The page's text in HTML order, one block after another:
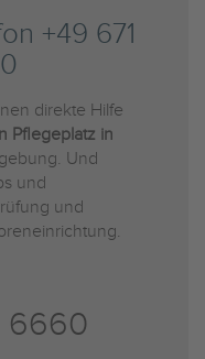
+49 671
direkte Hilfe
Pflegeplatz in
Und
und
und
6660